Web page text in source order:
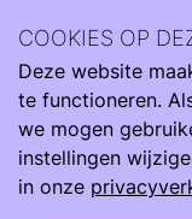
Meeting
Ouders voor
donderdag 9
De aanmeldperiode
COOKIES OP
Deze website
te functioneren.
we mogen
instellingen
in onze